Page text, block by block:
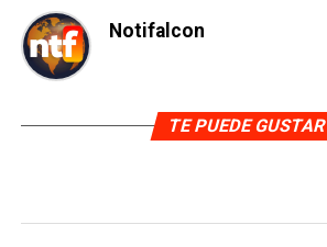
Notifalcon
TE PUEDE GUSTAR